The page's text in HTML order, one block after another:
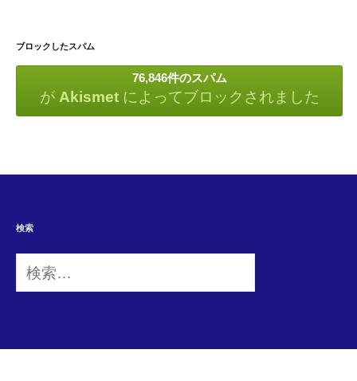
ブロックしたスパム
76,846件のスパム
が Akismetによってブロックされました
検索
検
索: